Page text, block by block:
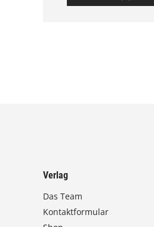
Verlag
Das Team
Kontaktformular